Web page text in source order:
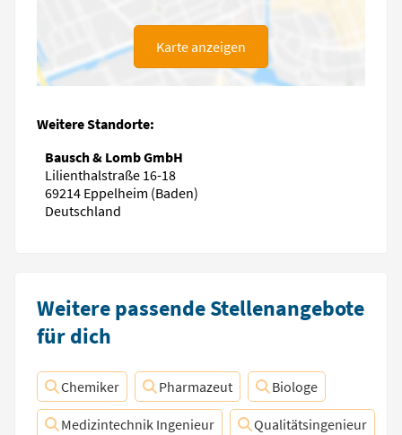
Karte anzeigen
Weitere Standorte:
Bausch & Lomb GmbH
Lilienthalstraße 16-18
69214 Eppelheim (Baden)
Deutschland
Weitere passende Stellenangebote
für dich
Chemiker Pharmazeut Biologe
Medizintechnik Ingenieur Qualitätsingenieur